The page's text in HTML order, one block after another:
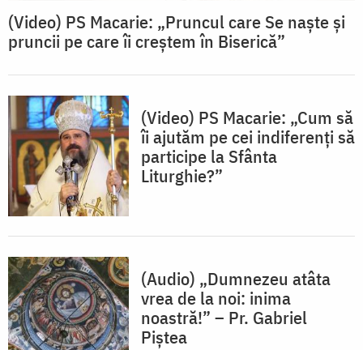
(Video) PS Macarie: „Pruncul care Se naște și
pruncii pe care îi creștem în Biserică”
(Video) PS Macarie: „Cum să
îi ajutăm pe cei indiferenți să
participe la Sfânta
Liturghie?”
(Audio) „Dumnezeu atâta
vrea de la noi: inima
noastră!” – Pr. Gabriel
Piștea